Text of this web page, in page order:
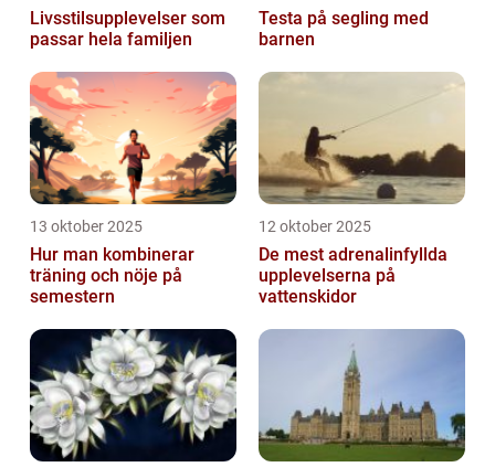
Livsstilsupplevelser som
passar hela familjen
Testa på segling med
barnen
13 oktober 2025
Hur man kombinerar
träning och nöje på
semestern
12 oktober 2025
De mest adrenalinfyllda
upplevelserna på
vattenskidor